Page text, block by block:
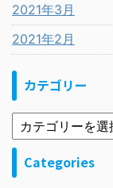
2021年3月
2021年2月
カテゴリー
Categories